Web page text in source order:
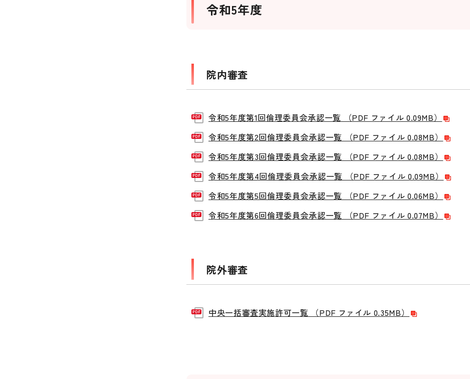
令和5年度
院内審査
令和5年度第1回倫理委員会承認一覧 （PDF ファイル 0.09MB）
令和5年度第2回倫理委員会承認一覧 （PDF ファイル 0.08MB）
令和5年度第3回倫理委員会承認一覧 （PDF ファイル 0.08MB）
令和5年度第4回倫理委員会承認一覧 （PDF ファイル 0.09MB）
令和5年度第5回倫理委員会承認一覧 （PDF ファイル 0.06MB）
令和5年度第6回倫理委員会承認一覧 （PDF ファイル 0.07MB）
院外審査
中央一括審査実施許可一覧 （PDF ファイル 0.35MB）